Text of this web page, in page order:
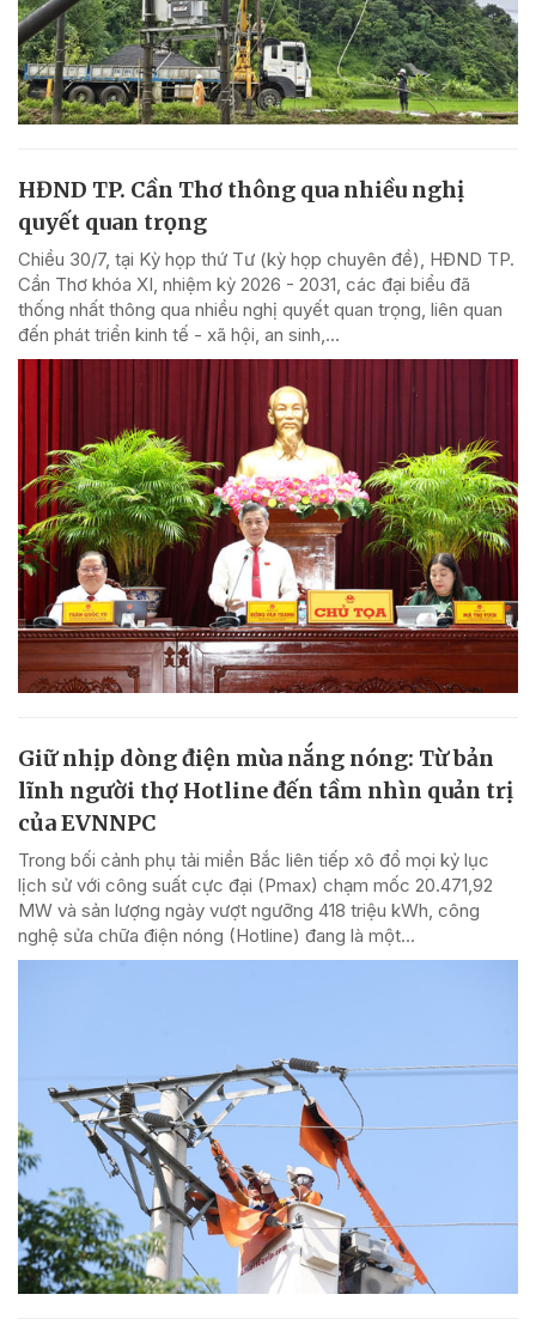
HĐND TP. Cần Thơ thông qua nhiều nghị
quyết quan trọng
Chiều 30/7, tại Kỳ họp thứ Tư (kỳ họp chuyên đề), HĐND TP.
Cần Thơ khóa XI, nhiệm kỳ 2026 - 2031, các đại biểu đã
thống nhất thông qua nhiều nghị quyết quan trọng, liên quan
đến phát triển kinh tế - xã hội, an sinh,...
Giữ nhịp dòng điện mùa nắng nóng: Từ bản
lĩnh người thợ Hotline đến tầm nhìn quản trị
của EVNNPC
Trong bối cảnh phụ tải miền Bắc liên tiếp xô đổ mọi kỷ lục
lịch sử với công suất cực đại (Pmax) chạm mốc 20.471,92
MW và sản lượng ngày vượt ngưỡng 418 triệu kWh, công
nghệ sửa chữa điện nóng (Hotline) đang là một...